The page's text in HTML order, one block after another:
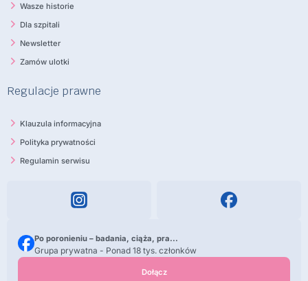
Wasze historie
Dla szpitali
Newsletter
Zamów ulotki
Regulacje prawne
Klauzula informacyjna
Polityka prywatności
Regulamin serwisu
Po poronieniu – badania, ciąża, pra...
Grupa prywatna - Ponad 18 tys. członków
Dołącz